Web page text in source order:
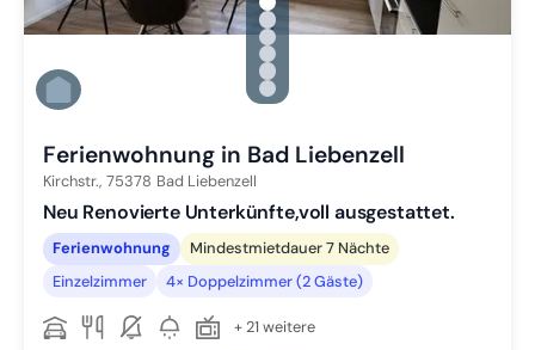
gallery.slide_selector
Zu Slide 1 wechseln
Zu Slide 2 wechseln
Zu Slide 3 wechseln
Zu Slide 4 wechseln
Zu Slide 5 wechseln
Zu Slide 6 wechseln
Ferienwohnung in Bad Liebenzell
Kirchstr., 75378 Bad Liebenzell
Neu Renovierte Unterkünfte,voll ausgestattet.
Ferienwohnung
Mindestmietdauer 7 Nächte
Einzelzimmer
4× Doppelzimmer (2 Gäste)
+ 21 weitere